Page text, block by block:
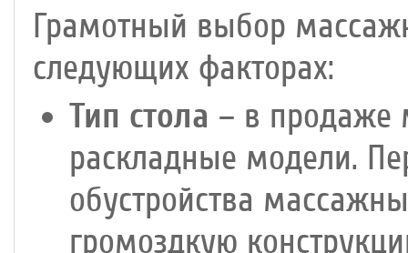
Грамотный выбор
следующих факторах:
Тип стола – в продаже
раскладные модели.
обустройства
громоздкую